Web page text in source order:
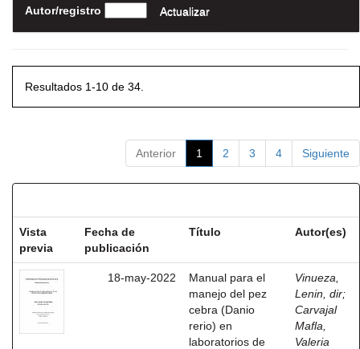
Autor/registro
Resultados 1-10 de 34.
Anterior 1 2 3 4 Siguiente
Vista
previa
Fecha de
publicación
Título Autor(es)
18-may-2022
Manual para el
manejo del pez
cebra (Danio
rerio) en
laboratorios de
Vinueza,
Lenin, dir;
Carvajal
Mafla,
Valeria